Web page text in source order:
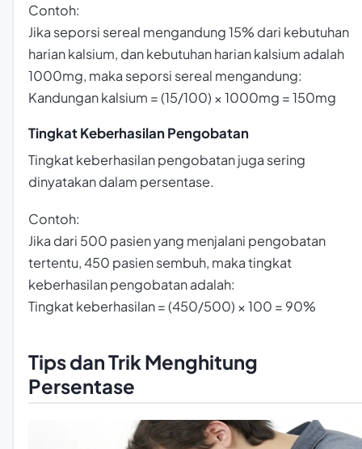
Contoh:
Jika seporsi sereal mengandung 15% dari kebutuhan
harian kalsium, dan kebutuhan harian kalsium adalah
1000mg, maka seporsi sereal mengandung:
Kandungan kalsium = (15/100) × 1000mg = 150mg
Tingkat Keberhasilan Pengobatan
Tingkat keberhasilan pengobatan juga sering
dinyatakan dalam persentase.
Contoh:
Jika dari 500 pasien yang menjalani pengobatan
tertentu, 450 pasien sembuh, maka tingkat
keberhasilan pengobatan adalah:
Tingkat keberhasilan = (450/500) × 100 = 90%
Tips dan Trik Menghitung
Persentase